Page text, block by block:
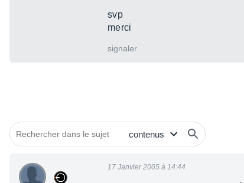
svp
merci
signaler
17 Janvier 2005 à 14:44